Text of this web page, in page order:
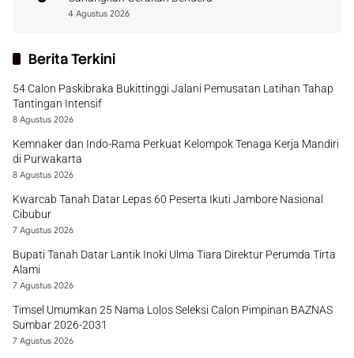
4 Agustus 2026
Berita Terkini
54 Calon Paskibraka Bukittinggi Jalani Pemusatan Latihan Tahap
Tantingan Intensif
8 Agustus 2026
Kemnaker dan Indo-Rama Perkuat Kelompok Tenaga Kerja Mandiri
di Purwakarta
8 Agustus 2026
Kwarcab Tanah Datar Lepas 60 Peserta Ikuti Jambore Nasional
Cibubur
7 Agustus 2026
Bupati Tanah Datar Lantik Inoki Ulma Tiara Direktur Perumda Tirta
Alami
7 Agustus 2026
Timsel Umumkan 25 Nama Lolos Seleksi Calon Pimpinan BAZNAS
Sumbar 2026-2031
7 Agustus 2026